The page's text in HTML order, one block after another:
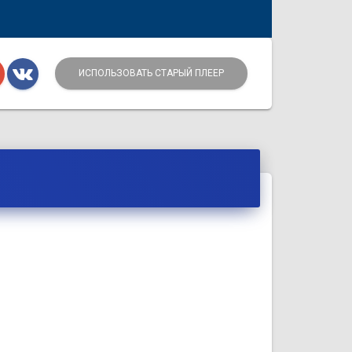
ИСПОЛЬЗОВАТЬ СТАРЫЙ ПЛЕЕР